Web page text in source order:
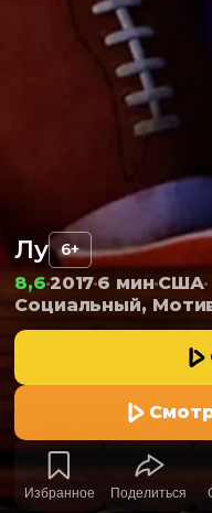
Лу 6+
8,620176 мин США
Социальный,
Избранное Поделиться